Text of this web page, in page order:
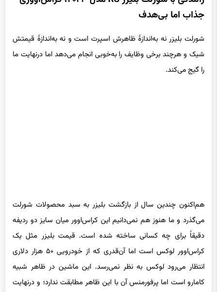
جذاب اما بی‌هدف
شورلت بلیزر نه به‌اندازهٔ ظاهرش اسپرت است و نه به‌اندازهٔ قیمتش
شیک و هرچند برخی وظایف را به‌خوبی انجام می‌دهد اما درنهایت ما
را گیج می‌کند.
هم‌اکنون چندین سال از بازگشت بلیزر به سبد محصولات شورلت
می‌گذرد و ما هنوز هم نمی‌دانیم این کراس‌اوور میان سایز دو ردیفه
دقیقاً برای چه کسانی ساخته شده است. قیمت بلیزر مثل یک
کراس‌اوور لوکس است اما آن‌قدری که از خودرویی ۵۰ هزار دلاری
انتظار می‌رود لوکس به نظر نمی‌رسد. این ماشین در ظاهر شبیه
کامارو است اما پرفورمنس آن با این ظاهر مطابقت ندارد؛ و درنهایت